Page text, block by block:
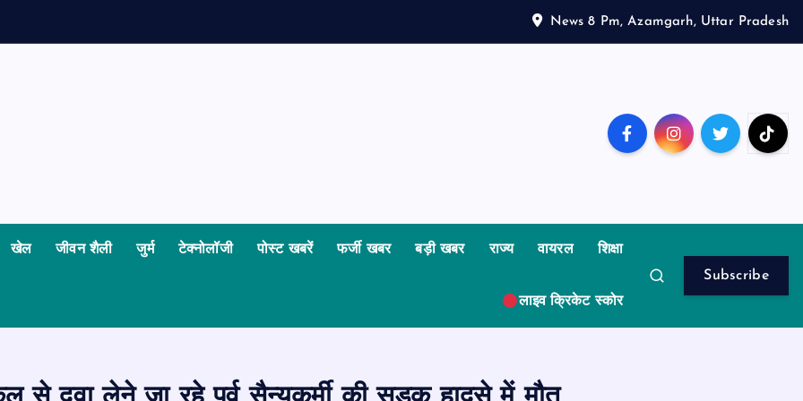
News 8 Pm, Azamgarh, Uttar Pradesh
खेल जीवन शैली जुर्म टेक्नोलॉजी पोस्ट खबरें फर्जी खबर बड़ी खबर राज्य वायरल शिक्षा
लाइव क्रिकेट स्कोर
Subscribe